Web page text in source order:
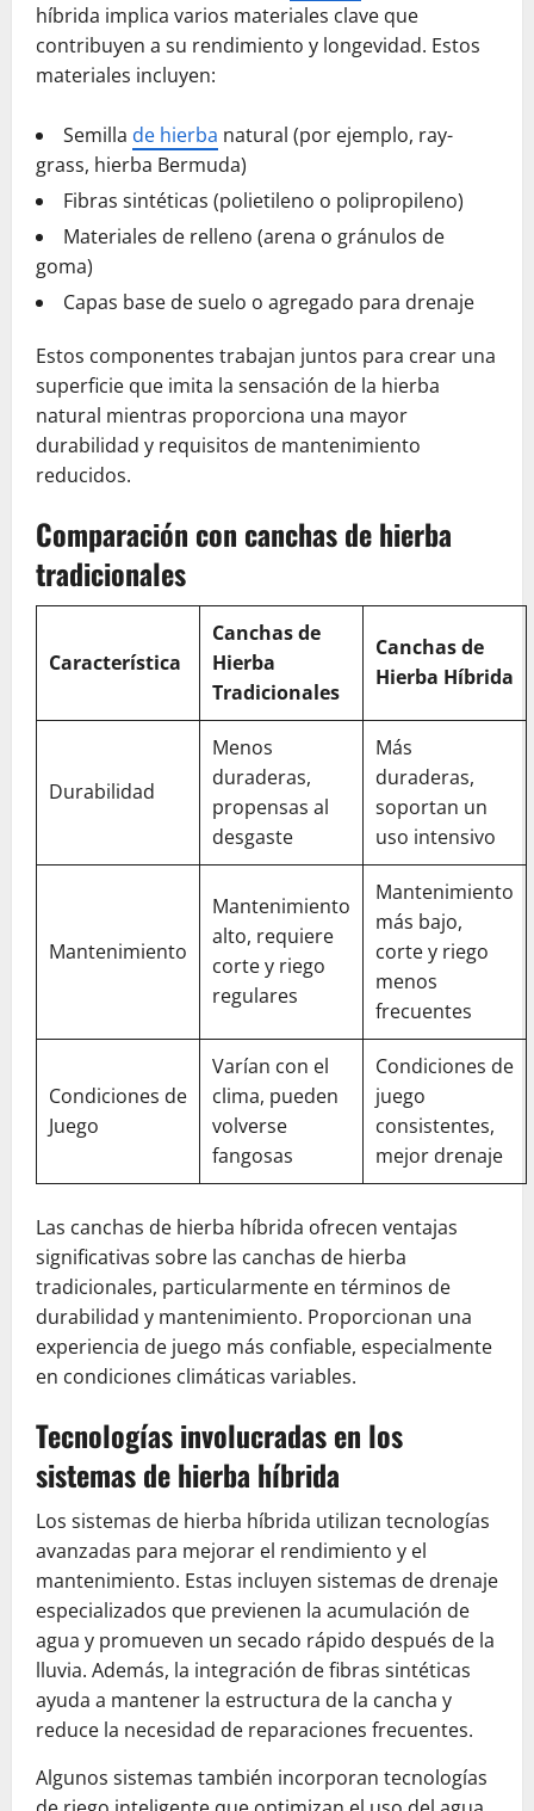
híbrida implica varios materiales clave que
contribuyen a su rendimiento y longevidad. Estos
materiales incluyen:
Semilla de hierba natural (por ejemplo, ray-
grass, hierba Bermuda)
Fibras sintéticas (polietileno o polipropileno)
Materiales de relleno (arena o gránulos de
goma)
Capas base de suelo o agregado para drenaje
Estos componentes trabajan juntos para crear una
superficie que imita la sensación de la hierba
natural mientras proporciona una mayor
durabilidad y requisitos de mantenimiento
reducidos.
Comparación con canchas de hierba
tradicionales
Característica
Canchas de
Hierba
Tradicionales
Canchas de
Hierba Híbrida
Durabilidad
Menos
duraderas,
propensas al
desgaste
Más
duraderas,
soportan un
uso intensivo
Mantenimiento
Mantenimiento
alto, requiere
corte y riego
regulares
Mantenimiento
más bajo,
corte y riego
menos
frecuentes
Condiciones de
Juego
Varían con el
clima, pueden
volverse
fangosas
Condiciones de
juego
consistentes,
mejor drenaje
Las canchas de hierba híbrida ofrecen ventajas
significativas sobre las canchas de hierba
tradicionales, particularmente en términos de
durabilidad y mantenimiento. Proporcionan una
experiencia de juego más confiable, especialmente
en condiciones climáticas variables.
Tecnologías involucradas en los
sistemas de hierba híbrida
Los sistemas de hierba híbrida utilizan tecnologías
avanzadas para mejorar el rendimiento y el
mantenimiento. Estas incluyen sistemas de drenaje
especializados que previenen la acumulación de
agua y promueven un secado rápido después de la
lluvia. Además, la integración de fibras sintéticas
ayuda a mantener la estructura de la cancha y
reduce la necesidad de reparaciones frecuentes.
Algunos sistemas también incorporan tecnologías